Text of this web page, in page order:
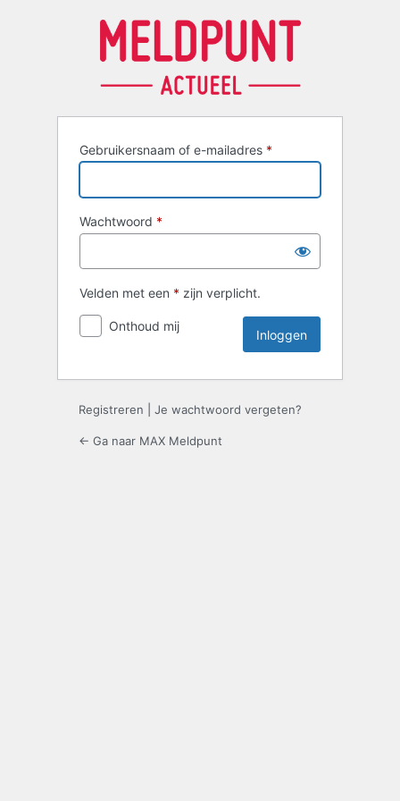
Gebruikersnaam of e-mailadres *
Wachtwoord *
Velden met een * zijn verplicht.
Onthoud mij
Registreren Je wachtwoord vergeten?
← Ga naar MAX Meldpunt